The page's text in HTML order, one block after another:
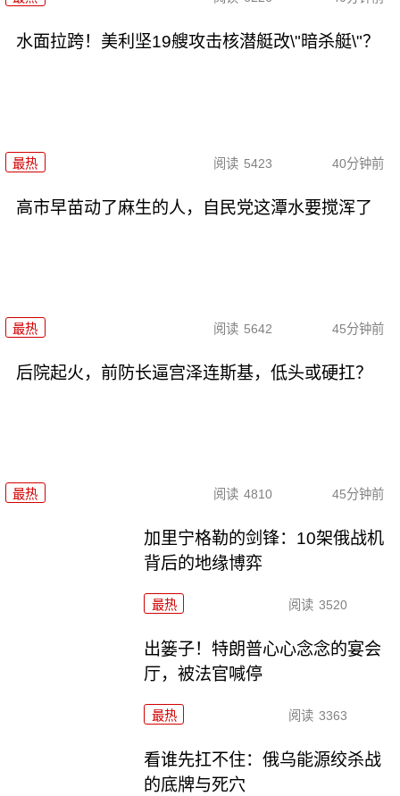
水面拉跨！美利坚19艘攻击核潜艇改\"暗杀艇\"？
最热 阅读 5423 40分钟前
高市早苗动了麻生的人，自民党这潭水要搅浑了
最热 阅读 5642 45分钟前
后院起火，前防长逼宫泽连斯基，低头或硬扛？
最热 阅读 4810 45分钟前
加里宁格勒的剑锋：10架俄战机
背后的地缘博弈
最热 阅读 3520
出篓子！特朗普心心念念的宴会
厅，被法官喊停
最热 阅读 3363
看谁先扛不住：俄乌能源绞杀战
的底牌与死穴